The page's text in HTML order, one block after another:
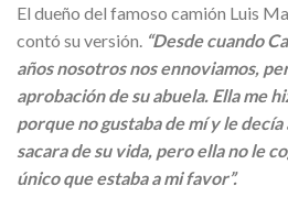
El dueño del famoso camión Luis
contó su versión. “Desde cuando
años nosotros nos ennoviamos,
aprobación de su abuela. Ella me
porque no gustaba de mí y le decía
sacara de su vida, pero ella no le
único que estaba a mi favor”.